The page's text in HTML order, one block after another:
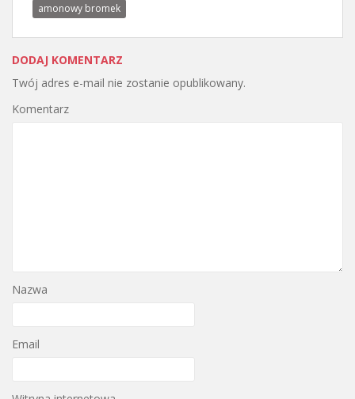
amonowy bromek
DODAJ KOMENTARZ
Twój adres e-mail nie zostanie opublikowany.
Komentarz
Nazwa
Email